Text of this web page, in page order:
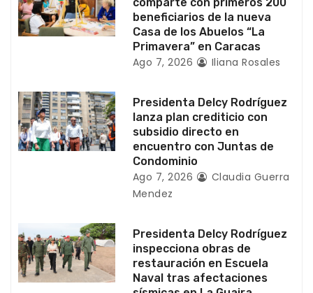
t
a
d
a
beneficiarios de la nueva
Casa de los Abuelos “La
Primavera” en Caracas
Ago 7, 2026 Iliana Rosales
Presidenta Delcy Rodríguez
lanza plan crediticio con
subsidio directo en
encuentro con Juntas de
Condominio
Ago 7, 2026
Claudia Guerra
Mendez
Presidenta Delcy Rodríguez
inspecciona obras de
restauración en Escuela
Naval tras afectaciones